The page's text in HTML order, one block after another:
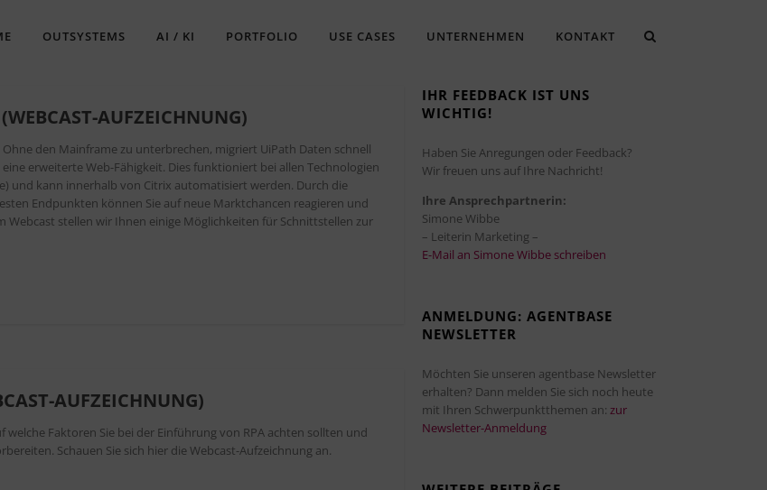
OUTSYSTEMS AI / KI PORTFOLIO USE CASES UNTERNEHMEN KONTAKT
AUFZEICHNUNG)
den Mainframe zu unterbrechen, migriert UiPath Daten schnell
erweiterte Web-Fähigkeit. Dies funktioniert bei allen Technologien
und kann innerhalb von Citrix automatisiert werden. Durch die
Endpunkten können Sie auf neue Marktchancen reagieren und
Webcast stellen wir Ihnen einige Möglichkeiten für Schnittstellen zur
AUFZEICHNUNG)
welche Faktoren Sie bei der Einführung von RPA achten sollten und
Schauen Sie sich hier die Webcast-Aufzeichnung an.
IHR FEEDBACK IST UNS
WICHTIG!
Haben Sie Anregungen oder Feedback?
Wir freuen uns auf Ihre Nachricht!
Ihre Ansprechpartnerin:
Simone Wibbe
– Leiterin Marketing –
E-Mail an Simone Wibbe schreiben
ANMELDUNG: AGENTBASE
NEWSLETTER
Möchten Sie unseren agentbase Newsletter
erhalten? Dann melden Sie sich noch heute
mit Ihren Schwerpunktthemen an: zur
Newsletter-Anmeldung